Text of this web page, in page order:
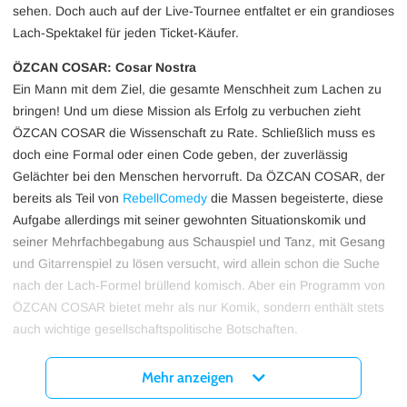
sehen. Doch auch auf der Live-Tournee entfaltet er ein grandioses
Lach-Spektakel für jeden Ticket-Käufer.
ÖZCAN COSAR: Cosar Nostra
Ein Mann mit dem Ziel, die gesamte Menschheit zum Lachen zu
bringen! Und um diese Mission als Erfolg zu verbuchen zieht
ÖZCAN COSAR die Wissenschaft zu Rate. Schließlich muss es
doch eine Formal oder einen Code geben, der zuverlässig
Gelächter bei den Menschen hervorruft. Da ÖZCAN COSAR, der
bereits als Teil von RebellComedy die Massen begeisterte, diese
Aufgabe allerdings mit seiner gewohnten Situationskomik und
seiner Mehrfachbegabung aus Schauspiel und Tanz, mit Gesang
und Gitarrenspiel zu lösen versucht, wird allein schon die Suche
nach der Lach-Formel brüllend komisch. Aber ein Programm von
ÖZCAN COSAR bietet mehr als nur Komik, sondern enthält stets
auch wichtige gesellschaftspolitische Botschaften.
ÖZCAN COSAR: Jackpot
Vom Lachen zum Glück wandert ÖZCAN COSAR thematisch mit
Mehr anzeigen